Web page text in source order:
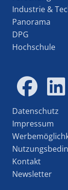
Industrie &
Panorama
DPG
Hochschule
Datenschutz
Impressum
Kontakt
Newsletter